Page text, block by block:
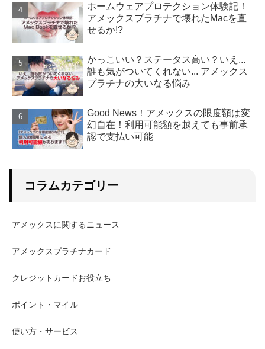
ホームウェアプロテクション体験記！
アメックスプラチナで壊れたMacを直
せるか!?
かっこいい？ステータス高い？いえ...
誰も気がついてくれない... アメックス
プラチナの大いなる悩み
Good News！アメックスの限度額は変
幻自在！利用可能額を越えても事前承
認で支払い可能
コラムカテゴリー
アメックスに関するニュース
アメックスプラチナカード
クレジットカードお役立ち
ポイント・マイル
使い方・サービス